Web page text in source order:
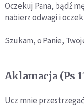
Oczekuj Pana, bądź
nabierz odwagi i
Szukam, o Panie,
Aklamacja (Ps
Ucz mnie